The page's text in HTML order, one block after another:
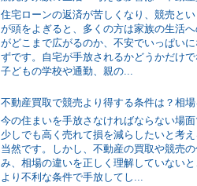
住宅ローンの返済が苦しくなり、競売と
が頭をよぎると、多くの方は家族の生活
がどこまで広がるのか、不安でいっぱい
ずです。自宅が手放されるかどうかだけで
子どもの学校や通勤、親の...
今の住まいを手放さなければならない場面
少しでも高く売れて損を減らしたいと考
当然です。しかし、不動産の買取や競売の
み、相場の違いを正しく理解していない
より不利な条件で手放してし...